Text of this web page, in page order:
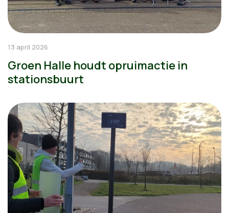
13 april 2026
Groen Halle houdt opruimactie in
stationsbuurt